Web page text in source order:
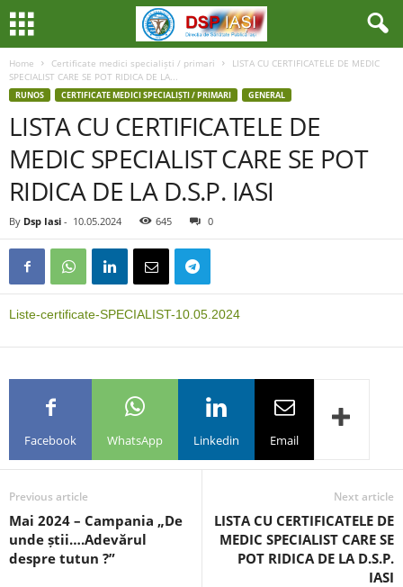
Home Certificate medici specialiști / primari
LISTA CU CERTIFICATELE DE MEDIC
SPECIALIST CARE SE POT RIDICA DE LA...
RUNOS CERTIFICATE MEDICI SPECIALIȘTI / PRIMARI GENERAL
LISTA CU CERTIFICATELE DE
MEDIC SPECIALIST CARE SE POT
RIDICA DE LA D.S.P. IASI
By Dsp Iasi - 10.05.2024 645 0
Liste-certificate-SPECIALIST-10.05.2024
Facebook WhatsApp Linkedin Email
Previous article
Mai 2024 – Campania „De
unde știi….Adevărul
despre tutun ?”
Next article
LISTA CU CERTIFICATELE DE
MEDIC SPECIALIST CARE SE
POT RIDICA DE LA D.S.P.
IASI